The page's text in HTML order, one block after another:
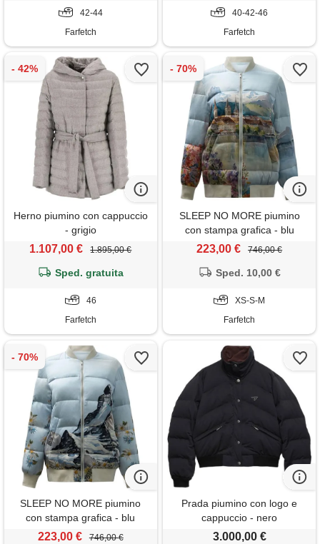
42-44
Farfetch
40-42-46
Farfetch
Herno piumino con cappuccio
- grigio
1.107,00 € 1.895,00 €
Sped. gratuita
46
Farfetch
SLEEP NO MORE piumino
con stampa grafica - blu
223,00 € 746,00 €
Sped. 10,00 €
XS-S-M
Farfetch
SLEEP NO MORE piumino
con stampa grafica - blu
223,00 € 746,00 €
Prada piumino con logo e
cappuccio - nero
3.000,00 €